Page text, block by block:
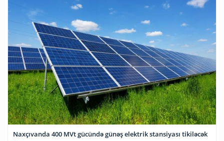
Naxçıvanda 400 MVt gücündə günəş elektrik stansiyası tikiləcək